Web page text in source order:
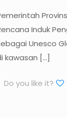
Induk
Unesco
kawasan […]
Do you like it?